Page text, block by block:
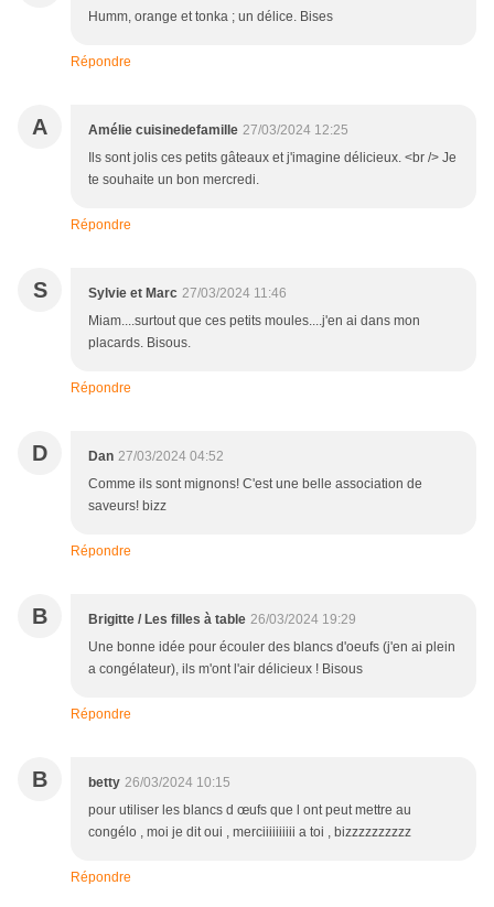
Humm, orange et tonka ; un délice. Bises
Répondre
A Amélie cuisinedefamille 27/03/2024 12:25
Ils sont jolis ces petits gâteaux et j'imagine délicieux. <br /> Je
te souhaite un bon mercredi.
Répondre
S Sylvie et Marc 27/03/2024 11:46
Miam....surtout que ces petits moules....j'en ai dans mon
placards. Bisous.
Répondre
D Dan 27/03/2024 04:52
Comme ils sont mignons! C'est une belle association de
saveurs! bizz
Répondre
B Brigitte / Les filles à table 26/03/2024 19:29
Une bonne idée pour écouler des blancs d'oeufs (j'en ai plein
a congélateur), ils m'ont l'air délicieux ! Bisous
Répondre
B betty 26/03/2024 10:15
pour utiliser les blancs d œufs que l ont peut mettre au
congélo , moi je dit oui , merciiiiiiiiii a toi , bizzzzzzzzzz
Répondre